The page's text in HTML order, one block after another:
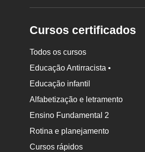
Cursos certificados
Todos os cursos
Educação Antirracista •
Educação infantil
Alfabetização e letramento
Ensino Fundamental 2
Rotina e planejamento
Cursos rápidos